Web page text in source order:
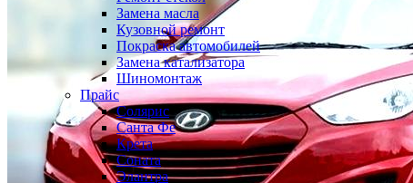
Замена масла
Кузовной ремонт
Покраска автомобилей
Замена катализатора
Шиномонтаж
Прайс
Солярис
Санта Фе
Крета
Соната
Элантра